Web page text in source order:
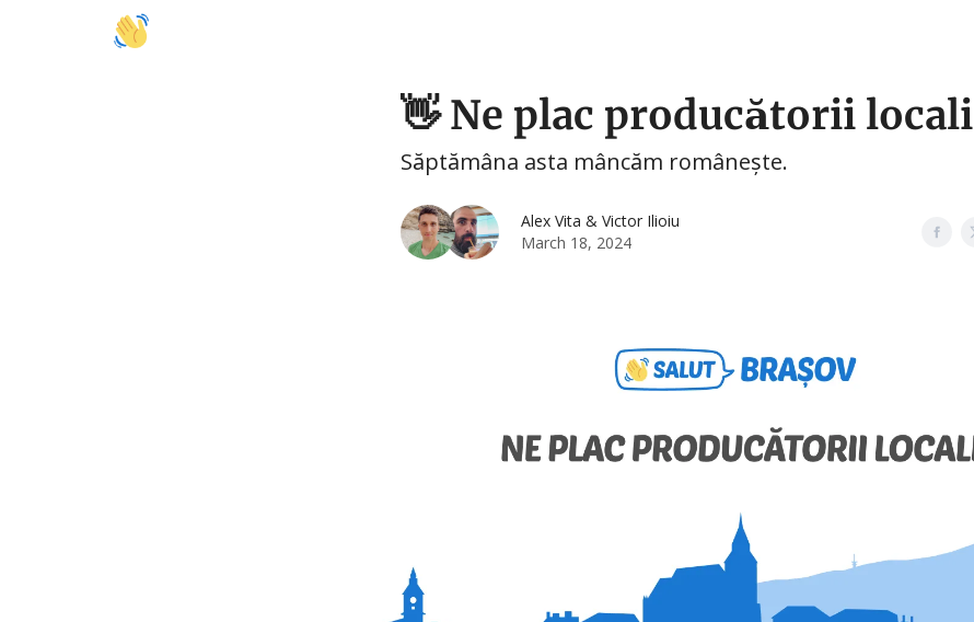
👋 Ne plac producătorii locali
Săptămâna asta mâncăm românește.
Alex Vita & Victor Ilioiu
March 18, 2024